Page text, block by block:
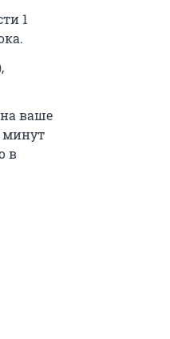
1
ваше
минут
в